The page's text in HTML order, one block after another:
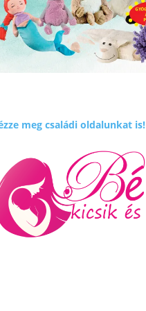
meg családi oldalunkat is!